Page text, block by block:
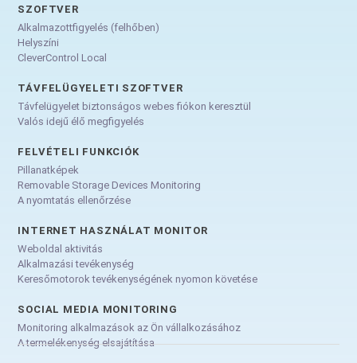
SZOFTVER
Alkalmazottfigyelés (felhőben)
Helyszíni
CleverControl Local
TÁVFELÜGYELETI SZOFTVER
Távfelügyelet biztonságos webes fiókon keresztül
Valós idejű élő megfigyelés
FELVÉTELI FUNKCIÓK
Pillanatképek
Removable Storage Devices Monitoring
A nyomtatás ellenőrzése
INTERNET HASZNÁLAT MONITOR
Weboldal aktivitás
Alkalmazási tevékenység
Keresőmotorok tevékenységének nyomon követése
SOCIAL MEDIA MONITORING
Monitoring alkalmazások az Ön vállalkozásához
A termelékenység elsajátítása